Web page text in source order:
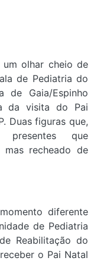
olhar cheio de
de Pediatria do
Gaia/Espinho
da visita do Pai
Duas figuras que,
que
mas recheado de
diferente
de Pediatria
Reabilitação do
o Pai Natal